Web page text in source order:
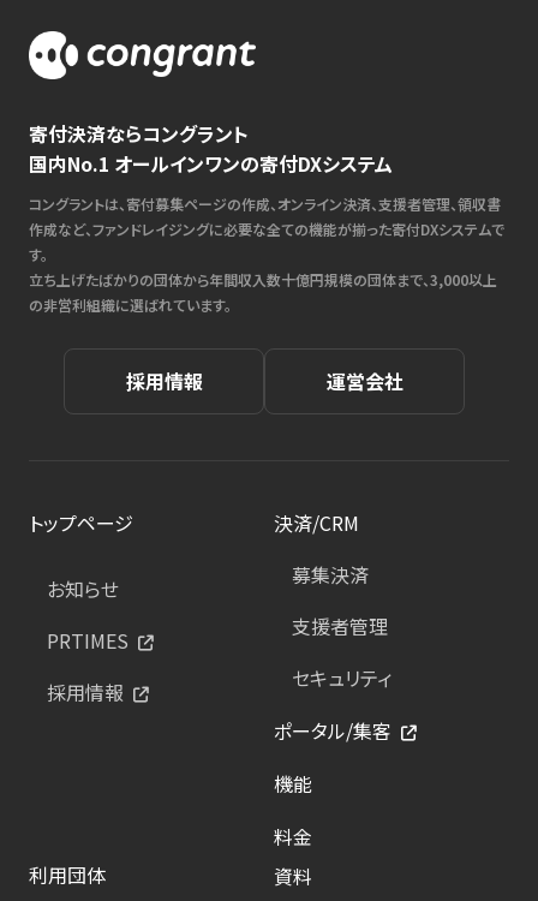
寄付決済ならコングラント
国内No.1 オールインワンの寄付DXシステム
コングラントは、寄付募集ページの作成、オンライン決済、支援者管理、領収書
作成など、ファンドレイジングに必要な全ての機能が揃った寄付DXシステムで
す。
立ち上げたばかりの団体から年間収入数十億円規模の団体まで、3,000以上
の非営利組織に選ばれています。
採用情報 運営会社
トップページ
お知らせ
PRTIMES
採用情報
決済/CRM
募集決済
支援者管理
セキュリティ
ポータル/集客
機能
料金
利用団体
資料